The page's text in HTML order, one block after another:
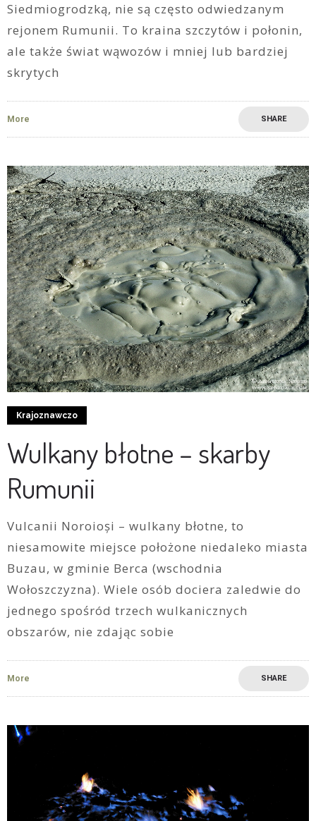
Siedmiogrodzką, nie są często odwiedzanym
rejonem Rumunii. To kraina szczytów i połonin,
ale także świat wąwozów i mniej lub bardziej
skrytych
More SHARE
Krajoznawczo
Wulkany błotne – skarby
Rumunii
Vulcanii Noroioși – wulkany błotne, to
niesamowite miejsce położone niedaleko miasta
Buzau, w gminie Berca (wschodnia
Wołoszczyzna). Wiele osób dociera zaledwie do
jednego spośród trzech wulkanicznych
obszarów, nie zdając sobie
More SHARE